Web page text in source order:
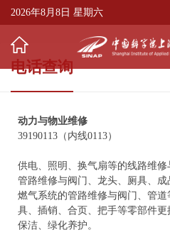
2026年8月8日 星期六
电话查询
动力与物业维修
39190113（内线0113）
供电、照明、换气扇等的线路维
管路维修与阀门、龙头、厕具、成
燃气系统的管路维修与阀门、管
具、插销、合页、把手等零部件
保洁、绿化养护。